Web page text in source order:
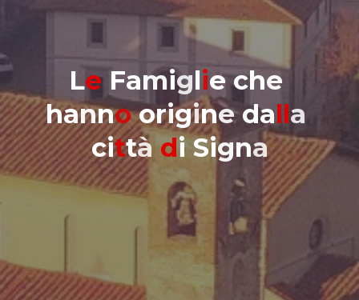
Le Famiglie che
hanno origine dalla
città di Signa